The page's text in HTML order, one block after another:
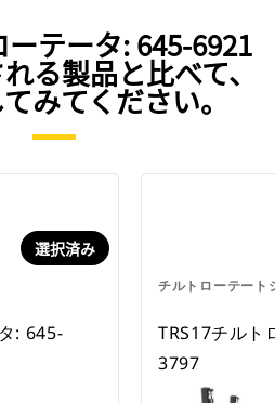
テータ: 645-6921
る製品と比べて、
みてください。
選択済み
: 645-
チルトローテート
TRS17チルト
3797